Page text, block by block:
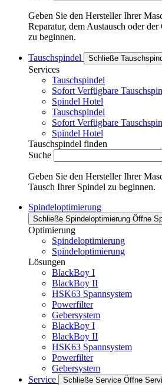
Geben Sie den Hersteller Ihrer
Reparatur, dem Austausch oder
zu beginnen.
Tauschspindel Schließe
Services
Tauschspindel
Sofort Verfügbare
Spindel Hotel
Tauschspindel
Sofort Verfügbare
Spindel Hotel
Tauschspindel finden
Suche
Geben Sie den Hersteller Ihrer
Tausch Ihrer Spindel zu beginnen.
Spindeloptimierung
Schließe Spindeloptimierung Öffne
Optimierung
Spindeloptimierung
Spindeloptimierung
Lösungen
BlackBoy I
BlackBoy II
HSK63 Spannsystem
Powerfilter
Gebersystem
BlackBoy I
BlackBoy II
HSK63 Spannsystem
Powerfilter
Gebersystem
Service
Schließe Service Öffne